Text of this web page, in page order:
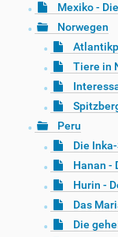
Mexiko -
Norwegen
Tiere in
Peru
Die
Hanan -
Hurin -
Das
Die